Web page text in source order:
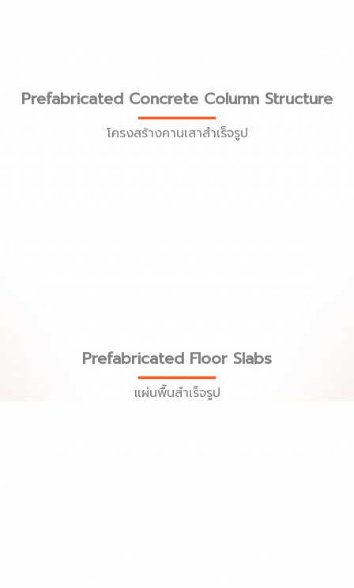
Prefabricated Concrete Column Structure
โครงสร้างคานเสาสำเร็จรูป
Prefabricated Floor Slabs
แผ่นพื้นสำเร็จรูป